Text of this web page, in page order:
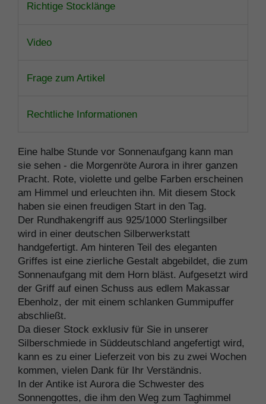
Richtige Stocklänge
Video
Frage zum Artikel
Rechtliche Informationen
Eine halbe Stunde vor Sonnenaufgang kann man
sie sehen - die Morgenröte Aurora in ihrer ganzen
Pracht. Rote, violette und gelbe Farben erscheinen
am Himmel und erleuchten ihn. Mit diesem Stock
haben sie einen freudigen Start in den Tag.
Der Rundhakengriff aus 925/1000 Sterlingsilber
wird in einer deutschen Silberwerkstatt
handgefertigt. Am hinteren Teil des eleganten
Griffes ist eine zierliche Gestalt abgebildet, die zum
Sonnenaufgang mit dem Horn bläst. Aufgesetzt wird
der Griff auf einen Schuss aus edlem Makassar
Ebenholz, der mit einem schlanken Gummipuffer
abschließt.
Da dieser Stock exklusiv für Sie in unserer
Silberschmiede in Süddeutschland angefertigt wird,
kann es zu einer Lieferzeit von bis zu zwei Wochen
kommen, vielen Dank für Ihr Verständnis.
In der Antike ist Aurora die Schwester des
Sonnengottes, die ihm den Weg zum Taghimmel